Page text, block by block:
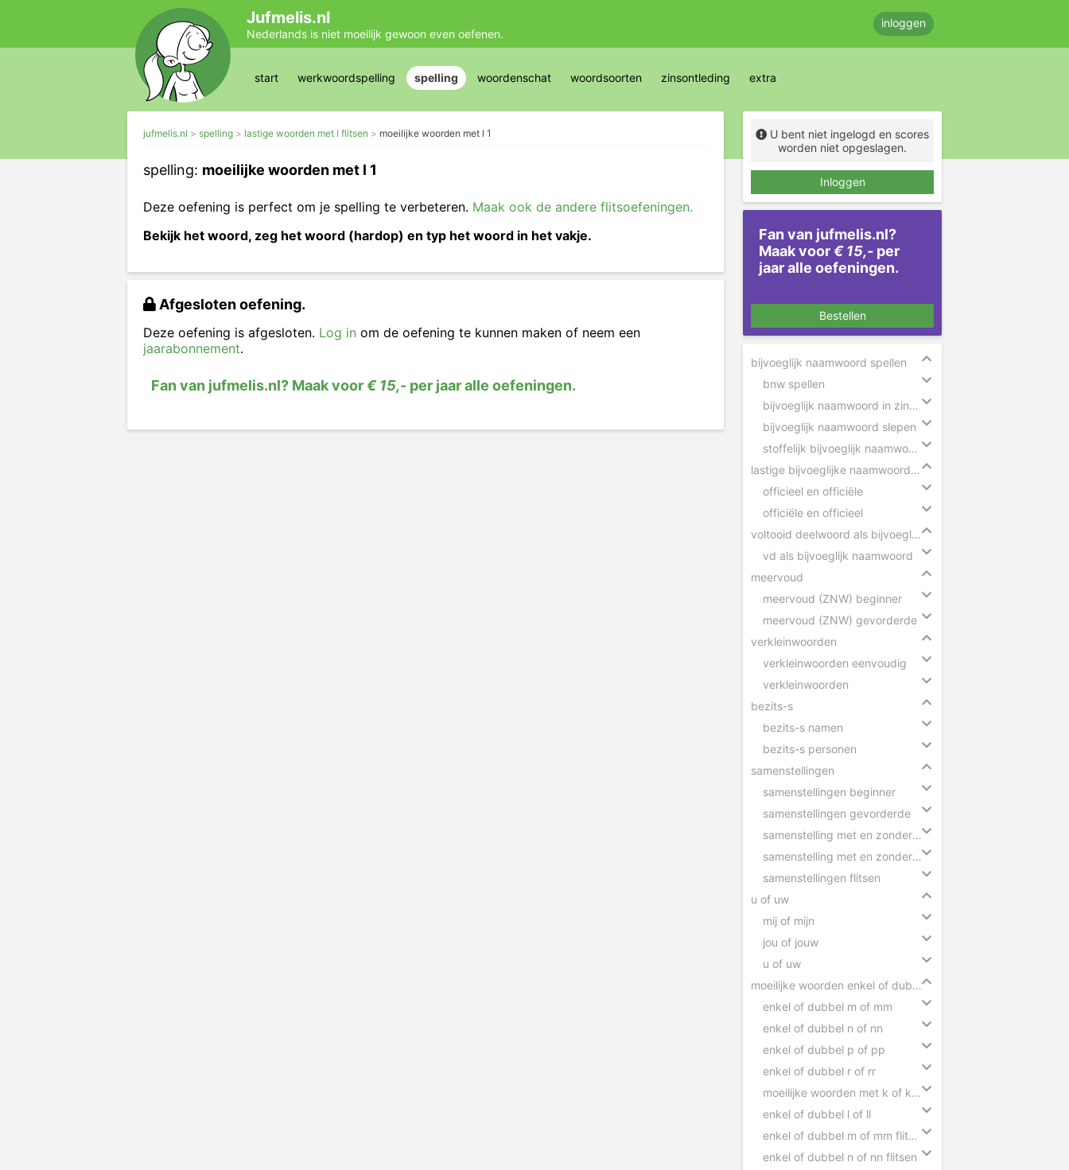
Jufmelis.nl
Nederlands is niet moeilijk gewoon even oefenen.
inloggen
start werkwoordspelling spelling woordenschat woordsoorten zinsontleding extra
jufmelis.nl spelling lastige woorden met l flitsen moeilijke woorden met l 1
spelling: moeilijke woorden met l 1
Deze oefening is perfect om je spelling te verbeteren. Maak ook de andere flitsoefeningen.
Bekijk het woord, zeg het woord (hardop) en typ het woord in het vakje.
Afgesloten oefening.
Deze oefening is afgesloten. Log in om de oefening te kunnen maken of neem een
jaarabonnement.
Fan van jufmelis.nl? Maak voor€ 15,- per jaar alle oefeningen.
U bent niet ingelogd en scores
worden niet opgeslagen.
Inloggen
Fan van jufmelis.nl?
Maak voor€ 15,- per
jaar alle oefeningen.
Bestellen
bijvoeglijk naamwoord spellen
bnw spellen
bijvoeglijk naamwoord in zinnen
bijvoeglijk naamwoord slepen
stoffelijk bijvoeglijk naamwoord herkennen
lastige bijvoeglijke naamwoorden
officieel en officiële
officiële en officieel
voltooid deelwoord als bijvoeglijk naamwoord
vd als bijvoeglijk naamwoord
meervoud
meervoud (ZNW) beginner
meervoud (ZNW) gevorderde
verkleinwoorden
verkleinwoorden eenvoudig
verkleinwoorden
bezits-s
bezits-s namen
bezits-s personen
samenstellingen
samenstellingen beginner
samenstellingen gevorderde
samenstelling met en zonder tussen-s
samenstelling met en zonder koppelteken
samenstellingen flitsen
u of uw
mij of mijn
jou of jouw
u of uw
moeilijke woorden enkel of dubbel
enkel of dubbel m of mm
enkel of dubbel n of nn
enkel of dubbel p of pp
enkel of dubbel r of rr
moeilijke woorden met k of kk flitsen
enkel of dubbel l of ll
enkel of dubbel m of mm flitsen
enkel of dubbel n of nn flitsen